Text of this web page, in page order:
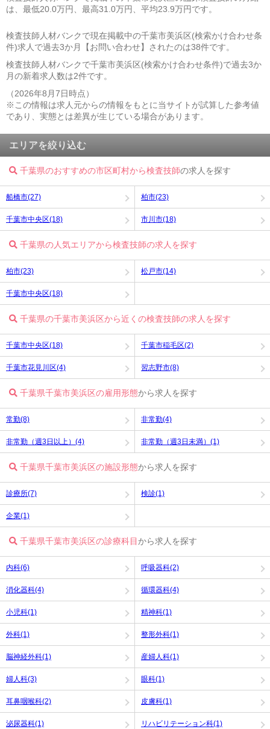
は、最低20.0万円、最高31.0万円、平均23.9万円です。
検査技師人材バンクで現在掲載中の千葉市美浜区(検索かけ合わせ条
件)求人で過去3か月【お問い合わせ】されたのは38件です。
検査技師人材バンクで千葉市美浜区(検索かけ合わせ条件)で過去3か
月の新着求人数は2件です。
（2026年8月7日時点）
※この情報は求人元からの情報をもとに当サイトが試算した参考値
であり、実態とは差異が生じている場合があります。
エリアを絞り込む
千葉県のおすすめの市区町村から検査技師の求人を探す
船橋市(27) 柏市(23)
千葉市中央区(18) 市川市(18)
千葉県の人気エリアから検査技師の求人を探す
柏市(23) 松戸市(14)
千葉市中央区(18)
千葉県の千葉市美浜区から近くの検査技師の求人を探す
千葉市中央区(18) 千葉市稲毛区(2)
千葉市花見川区(4) 習志野市(8)
千葉県千葉市美浜区の雇用形態から求人を探す
常勤(8) 非常勤(4)
非常勤（週3日以上）(4) 非常勤（週3日未満）(1)
千葉県千葉市美浜区の施設形態から求人を探す
診療所(7) 検診(1)
企業(1)
千葉県千葉市美浜区の診療科目から求人を探す
内科(6) 呼吸器科(2)
消化器科(4) 循環器科(4)
小児科(1) 精神科(1)
外科(1) 整形外科(1)
脳神経外科(1) 産婦人科(1)
婦人科(3) 眼科(1)
耳鼻咽喉科(2) 皮膚科(1)
泌尿器科(1) リハビリテーション科(1)